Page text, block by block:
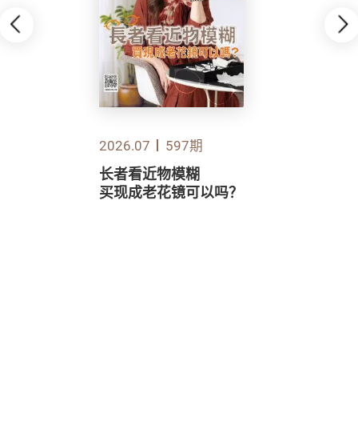
2026.07 597期
长者看近物模糊
买现成老花镜可以吗？